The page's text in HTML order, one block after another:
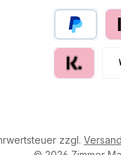
PayPal
zzgl.